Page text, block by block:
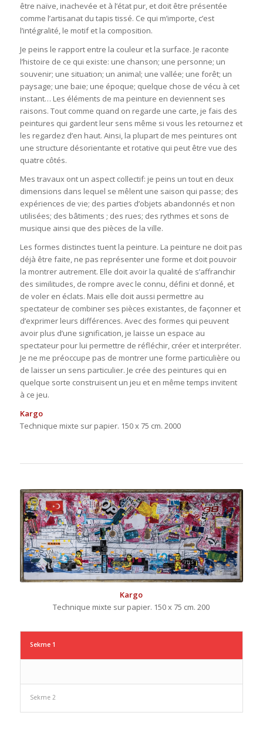
être naïve, inachevée et à l’état pur, et doit être présentée
comme l’artisanat du tapis tissé. Ce qui m’importe, c’est
l’intégralité, le motif et la composition.
Je peins le rapport entre la couleur et la surface. Je raconte
l’histoire de ce qui existe: une chanson; une personne; un
souvenir; une situation; un animal; une vallée; une forêt; un
paysage; une baie; une époque; quelque chose de vécu à cet
instant… Les éléments de ma peinture en deviennent ses
raisons. Tout comme quand on regarde une carte, je fais des
peintures qui gardent leur sens même si vous les retournez et
les regardez d’en haut. Ainsi, la plupart de mes peintures ont
une structure désorientante et rotative qui peut être vue des
quatre côtés.
Mes travaux ont un aspect collectif: je peins un tout en deux
dimensions dans lequel se mêlent une saison qui passe; des
expériences de vie; des parties d’objets abandonnés et non
utilisées; des bâtiments ; des rues; des rythmes et sons de
musique ainsi que des pièces de la ville.
Les formes distinctes tuent la peinture. La peinture ne doit pas
déjà être faite, ne pas représenter une forme et doit pouvoir
la montrer autrement. Elle doit avoir la qualité de s’affranchir
des similitudes, de rompre avec le connu, défini et donné, et
de voler en éclats. Mais elle doit aussi permettre au
spectateur de combiner ses pièces existantes, de façonner et
d’exprimer leurs différences. Avec des formes qui peuvent
avoir plus d’une signification, je laisse un espace au
spectateur pour lui permettre de réfléchir, créer et interpréter.
Je ne me préoccupe pas de montrer une forme particulière ou
de laisser un sens particulier. Je crée des peintures qui en
quelque sorte construisent un jeu et en même temps invitent
à ce jeu.
Kargo
Technique mixte sur papier. 150 x 75 cm. 2000
Kargo
Technique mixte sur papier. 150 x 75 cm. 200
Sekme 1
Sekme 2